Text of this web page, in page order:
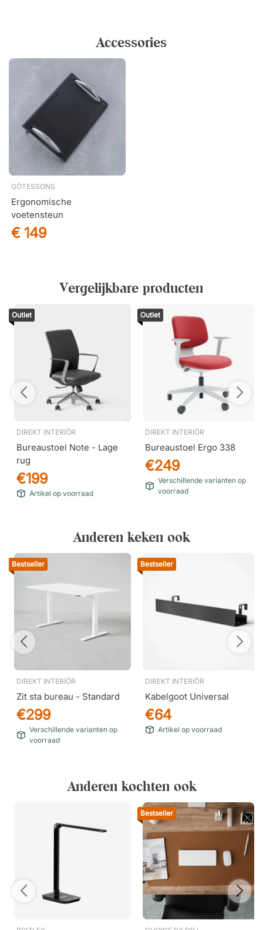
Accessories
GÖTESSONS
Ergonomische
voetensteun
€ 149
Vergelijkbare producten
Outlet
DIREKT INTERIÖR
Bureaustoel Note - Lage
rug
€199
Artikel op voorraad
Outlet
DIREKT INTERIÖR
Bureaustoel Ergo 338
€249
Verschillende varianten op
voorraad
Anderen keken ook
Bestseller
DIREKT INTERIÖR
Zit sta bureau - Standard
€299
Verschillende varianten op
voorraad
Bestseller
DIREKT INTERIÖR
Kabelgoot Universal
€64
Artikel op voorraad
Anderen kochten ook
Bestseller